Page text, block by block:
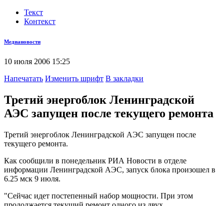
Текст
Контекст
Медиановости
10 июля 2006 15:25
Напечатать Изменить шрифт В закладки
Третий энергоблок Ленинградской
АЭС запущен после текущего ремонта
Третий энергоблок Ленинградской АЭС запущен после
текущего ремонта.
Как сообщили в понедельник РИА Новости в отделе
информации Ленинградской АЭС, запуск блока произошел в
6.25 мск 9 июля.
"Сейчас идет постепенный набор мощности. При этом